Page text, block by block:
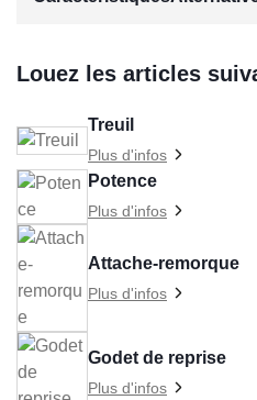
Louez les articles
Treuil
Plus d'infos
Potence
Plus d'infos
Attache-remorque
Plus d'infos
Godet de reprise
Plus d'infos